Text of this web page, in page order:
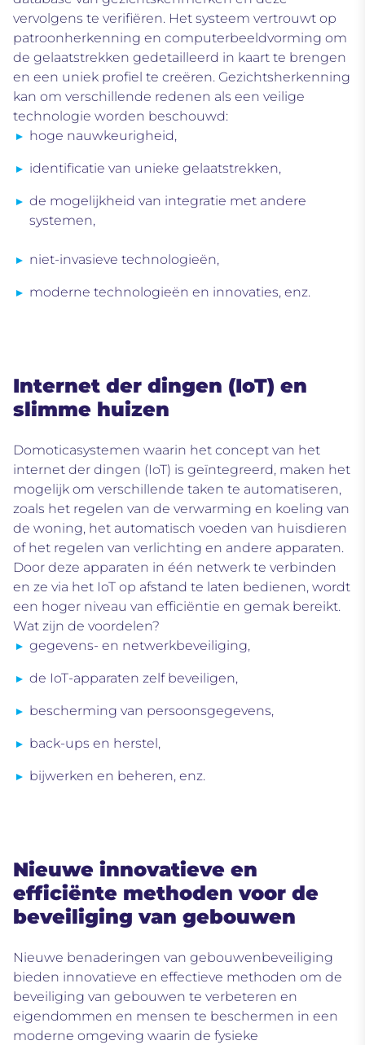
vervolgens te verifiëren. Het systeem vertrouwt op
patroonherkenning en computerbeeldvorming om
de gelaatstrekken gedetailleerd in kaart te brengen
en een uniek profiel te creëren. Gezichtsherkenning
kan om verschillende redenen als een veilige
technologie worden beschouwd:
hoge nauwkeurigheid,
identificatie van unieke gelaatstrekken,
de mogelijkheid van integratie met andere
systemen,
niet-invasieve technologieën,
moderne technologieën en innovaties, enz.
Internet der dingen (IoT) en
slimme huizen
Domoticasystemen waarin het concept van het
internet der dingen (IoT) is geïntegreerd, maken het
mogelijk om verschillende taken te automatiseren,
zoals het regelen van de verwarming en koeling van
de woning, het automatisch voeden van huisdieren
of het regelen van verlichting en andere apparaten.
Door deze apparaten in één netwerk te verbinden
en ze via het IoT op afstand te laten bedienen, wordt
een hoger niveau van efficiëntie en gemak bereikt.
Wat zijn de voordelen?
gegevens- en netwerkbeveiliging,
de IoT-apparaten zelf beveiligen,
bescherming van persoonsgegevens,
back-ups en herstel,
bijwerken en beheren, enz.
Nieuwe innovatieve en
efficiënte methoden voor de
beveiliging van gebouwen
Nieuwe benaderingen van gebouwenbeveiliging
bieden innovatieve en effectieve methoden om de
beveiliging van gebouwen te verbeteren en
eigendommen en mensen te beschermen in een
moderne omgeving waarin de fysieke